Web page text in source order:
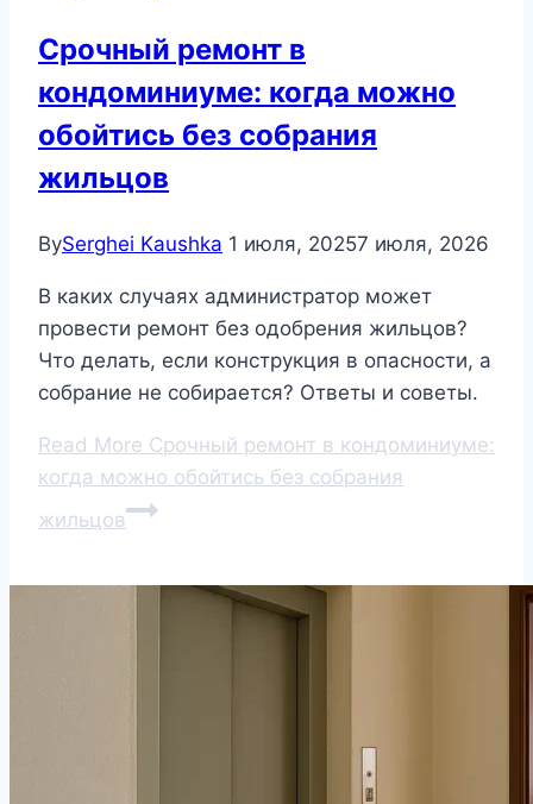
Срочный ремонт в
кондоминиуме: когда можно
обойтись без собрания
жильцов
BySerghei Kaushka 1 июля, 20257 июля, 2026
В каких случаях администратор может
провести ремонт без одобрения жильцов?
Что делать, если конструкция в опасности, а
собрание не собирается? Ответы и советы.
Read More Срочный ремонт в кондоминиуме:
когда можно обойтись без собрания
жильцов